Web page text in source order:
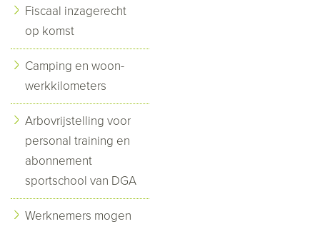
Fiscaal inzagerecht
op komst
Camping en woon-
werkkilometers
Arbovrijstelling voor
personal training en
abonnement
sportschool van DGA
Werknemers mogen